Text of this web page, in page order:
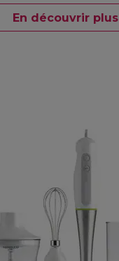
En découvrir plus